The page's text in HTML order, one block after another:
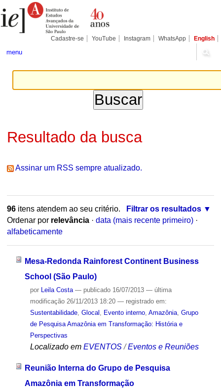
para
conteúdo.
Pessoais
Cadastre-se YouTube Instagram WhatsApp English
menu
Resultado da busca
Assinar um RSS sempre atualizado.
96itens atendem ao seu critério.
Filtrar os resultados
Ordenar por relevância · data (mais recente primeiro) ·
alfabeticamente
Mesa-Redonda Rainforest Continent Business
School (São Paulo)
por Leila Costa — publicado16/07/2013 — última
modificação26/11/2013 18:20 — registrado em:
Sustentabilidade, Glocal Evento interno, Amazônia, Grupo
de Pesquisa Amazônia em Transformação: História e
Perspectivas
Localizado em EVENTOS /Eventos e Reuniões
Reunião Interna do Grupo de Pesquisa
Amazônia em Transformação